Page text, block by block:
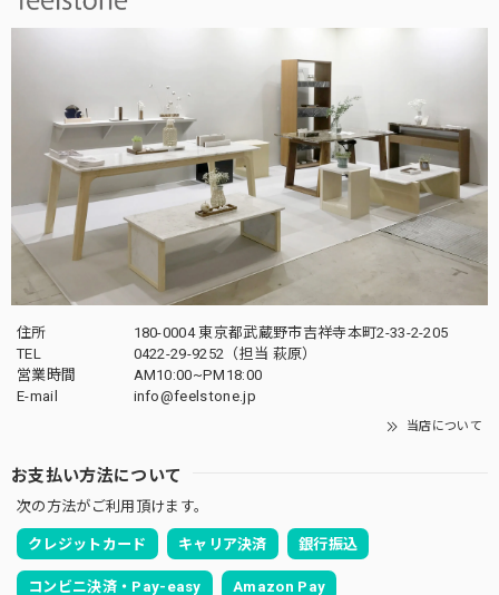
住所
180-0004 東京都武蔵野市吉祥寺本町2-33-2-205
TEL
0422-29-9252 （担当 萩原）
営業時間
AM10:00~PM18:00
E-mail
info@feelstone.jp
当店について
お支払い方法について
次の方法がご利用頂けます。
クレジットカード キャリア決済 銀行振込
コンビニ決済・Pay-easy Amazon Pay